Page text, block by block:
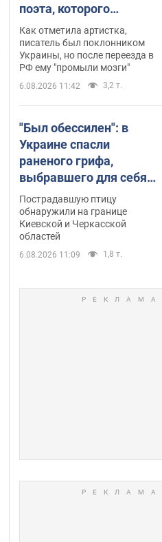
поэта, которого
"зазомбировали": он
даже русского не знал,
а теперь хочет
геноцида украинцев
Как отметила артистка,
писатель был поклонником
Украины, но после переезда в
РФ ему "промыли мозги"
6.08.2026 11:42 3,2 т.
"Был обессилен": в
Украине спасли
раненого грифа,
выбравшего для себя
нетипичный маршрут.
Фото
Пострадавшую птицу
обнаружили на границе
Киевской и Черкасской
областей
6.08.2026 11:09 1,8 т.